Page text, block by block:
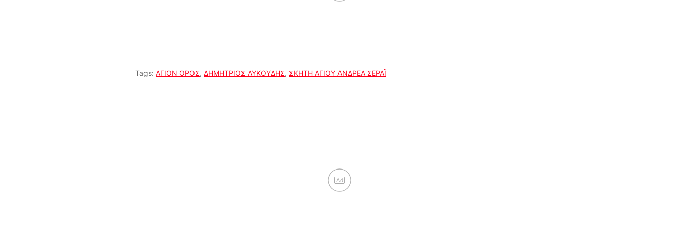
Tags: ΑΓΙΟΝ ΟΡΟΣ, ΔΗΜΗΤΡΙΟΣ ΛΥΚΟΥΔΗΣ, ΣΚΗΤΗ ΑΓΙΟΥ ΑΝΔΡΕΑ ΣΕΡΑΪ
Ad